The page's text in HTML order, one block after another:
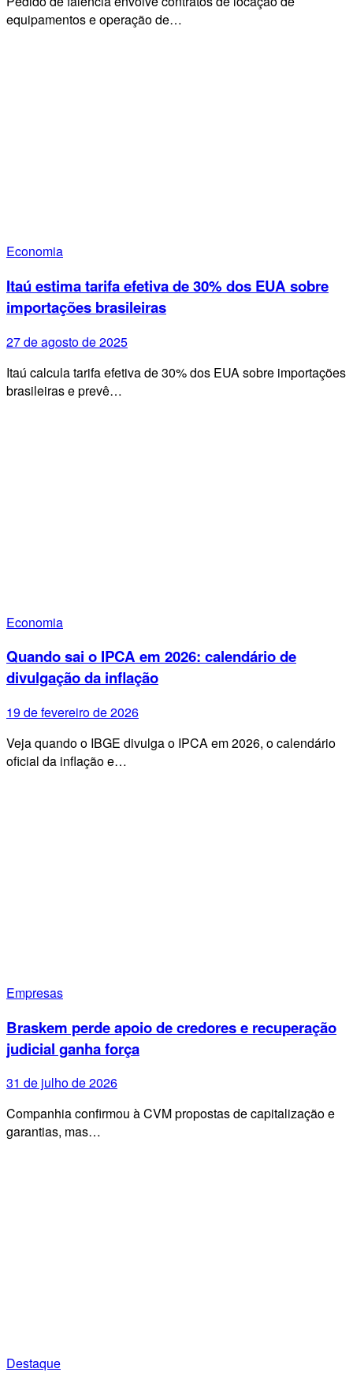
equipamentos e operação de…
Economia
Itaú estima tarifa efetiva de 30% dos EUA sobre
importações brasileiras
27 de agosto de 2025
Itaú calcula tarifa efetiva de 30% dos EUA sobre importações
brasileiras e prevê…
Economia
Quando sai o IPCA em 2026: calendário de
divulgação da inflação
19 de fevereiro de 2026
Veja quando o IBGE divulga o IPCA em 2026, o calendário
oficial da inflação e…
Empresas
Braskem perde apoio de credores e recuperação
judicial ganha força
31 de julho de 2026
Companhia confirmou à CVM propostas de capitalização e
garantias, mas…
Destaque